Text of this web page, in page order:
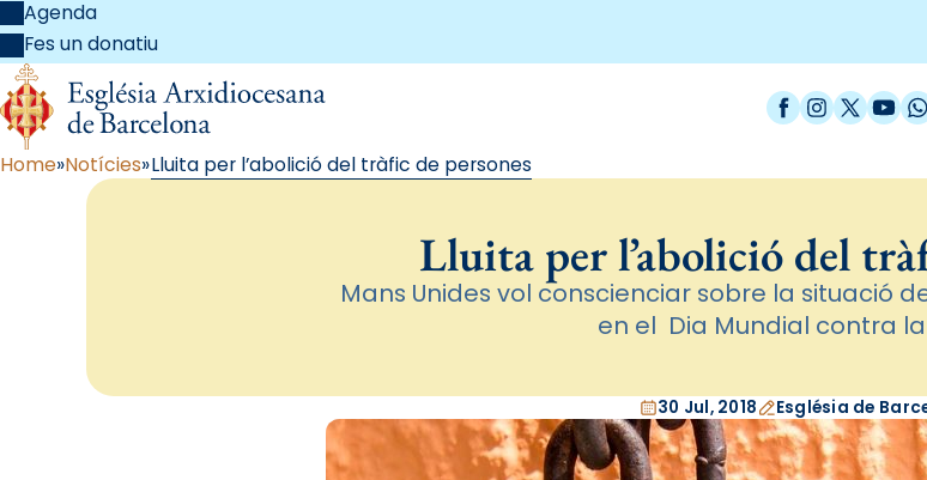
Agenda
Fes un donatiu
Facebook
Instagram
X /
Home Notícies Lluita per l’abolició del tràfic de persones
Lluita per l’abolició del
Mans Unides vol conscienciar sobre la situació
en el Dia Mundial contra
30 Jul, 2018 Església de